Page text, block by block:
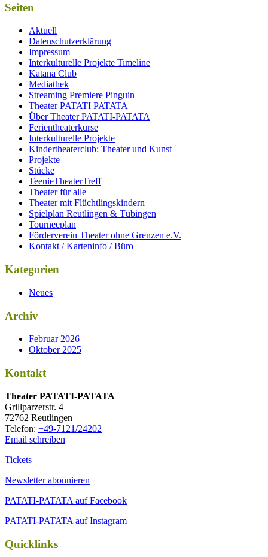
Seiten
Aktuell
Datenschutzerklärung
Impressum
Interkulturelle Projekte Timeline
Katana Club
Mediathek
Streaming Premiere Pinguin
Theater PATATI PATATA
Über Theater PATATI-PATATA
Ferientheaterkurse
Interkulturelle Projekte
Kindertheaterclub: Theater und Kunst
Projekte
Stücke
TeenieTheaterTreff
Theater für alle
Theater mit Flüchtlingskindern
Spielplan Reutlingen & Tübingen
Tourneeplan
Förderverein Theater ohne Grenzen e.V.
Kontakt / Karteninfo / Büro
Kategorien
Neues
Archiv
Februar 2026
Oktober 2025
Kontakt
Thea­ter PATATI-PATATA
Grill­par­zer­str. 4
72762 Reutlingen
Tele­fon: +49-7121/24202
Email schreiben
Tickets
Newsletter abonnieren
PATATI-PATATA auf Facebook
PATATI-PATATA auf Instagram
Quicklinks